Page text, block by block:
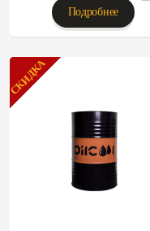
Подробнее
ХИТ
СКИДКА